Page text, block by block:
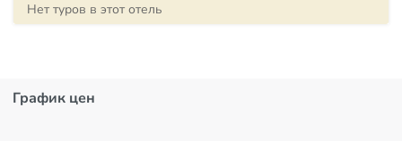
Нет туров в этот отель
График цен